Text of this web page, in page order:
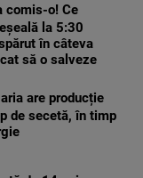
comis-o! Ce
la 5:30
în câteva
să o salveze
are producție
de secetă, în timp